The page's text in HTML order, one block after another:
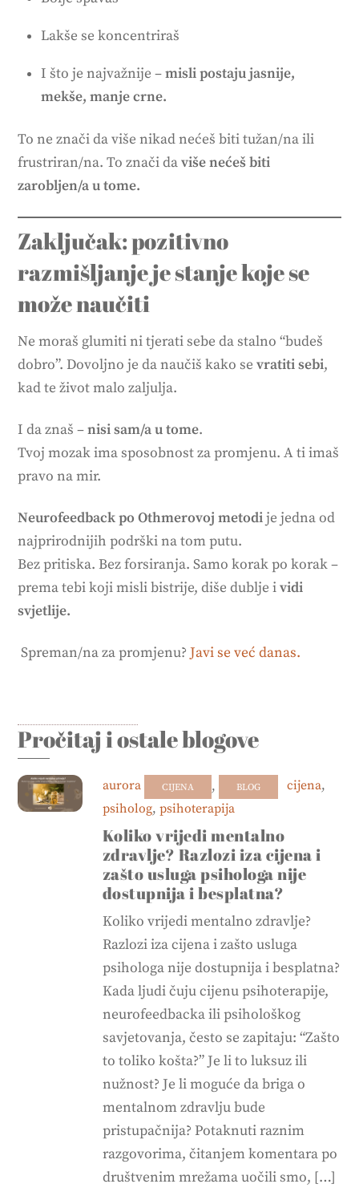
Lakše se koncentriraš
I što je najvažnije –misli postaju jasnije,
mekše, manje crne.
To ne znači da više nikad nećeš biti tužan/na ili
frustriran/na. To znači daviše nećeš biti
zarobljen/a u tome.
Zaključak: pozitivno
razmišljanje je stanje koje se
može naučiti
Ne moraš glumiti ni tjerati sebe da stalno “budeš
dobro”. Dovoljno je da naučiš kako sevratiti sebi,
kad te život malo zaljulja.
I da znaš –nisi sam/a u tome.
Tvoj mozak ima sposobnost za promjenu. A ti imaš
pravo na mir.
Neurofeedback po Othmerovoj metodije jedna od
najprirodnijih podrški na tom putu.
Bez pritiska. Bez forsiranja. Samo korak po korak –
prema tebi koji misli bistrije, diše dublje ividi
svjetlije.
Spreman/na za promjenu?Javi se već danas.
Pročitaj i ostale blogove
Koliko vrijedi mentalno
zdravlje? Razlozi iza cijena i
zašto usluga psihologa nije
dostupnija i besplatna?
aurora CIJENA , BLOG cijena,
psiholog, psihoterapija
Koliko vrijedi mentalno zdravlje?
Razlozi iza cijena i zašto usluga
psihologa nije dostupnija i besplatna?
Kada ljudi čuju cijenu psihoterapije,
neurofeedbacka ili psihološkog
savjetovanja, često se zapitaju: “Zašto
to toliko košta?” Je li to luksuz ili
nužnost? Je li moguće da briga o
mentalnom zdravlju bude
pristupačnija? Potaknuti raznim
razgovorima, čitanjem komentara po
društvenim mrežama uočili smo, […]